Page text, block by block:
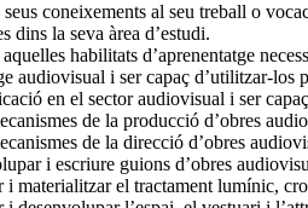
coneixements al seu treball o
dins la seva àrea d’estudi.
habilitats d’aprenentatge
audiovisual i ser capaç d’utilitzar-los
en el sector audiovisual i ser
de la producció d’obres
de la direcció d’obres
i escriure guions d’obres
i materialitzar el tractament lumínic,